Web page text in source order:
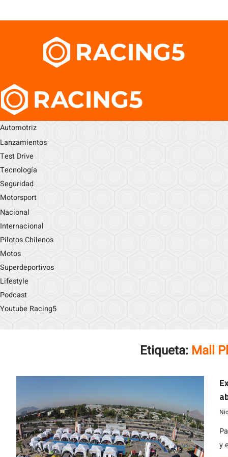
Automotriz
Lanzamientos
Test Drive
Tecnología
Seguridad
Motorsport
Nacional
Internacional
Pilotos Chilenos
Motos
Superdeportivos
Lifestyle
Podcast
Youtube Racing5
Etiqueta: Mall
y